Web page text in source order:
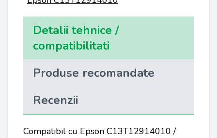
Detalii tehnice /
compatibilitati
Produse recomandate
Recenzii
Compatibil cu Epson C13T12914010 /